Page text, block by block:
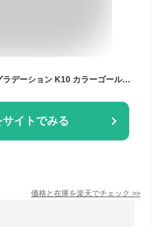
【3日以内出荷】マルチカラーグラデーション K10 カラーゴールド ピアス・ホリーナドリーム 10金 10K ピンクゴールド ホワイトゴールド 日本製 ラスト1点
サイトでみる
価格と在庫を楽天でチェック >>